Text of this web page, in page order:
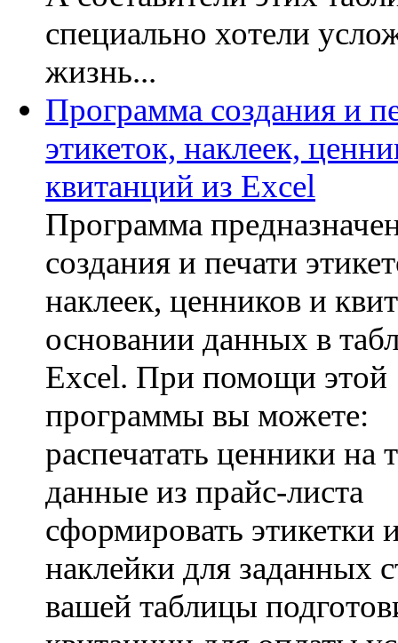
специально хотели
жизнь...
Программа создания и
этикеток, наклеек,
квитанций из Excel
Программа
создания и печати
наклеек, ценников и
основании данных в
Excel. При помощи этой
программы вы можете:
распечатать ценники на
данные из прайс-листа
сформировать этикетки
наклейки для заданных
вашей таблицы